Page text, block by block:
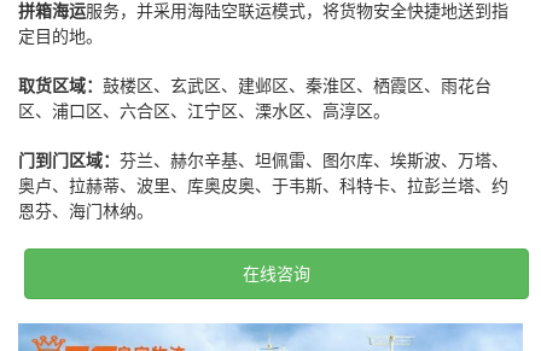
拼箱海运服务，并采用海陆空联运模式，将货物安全快捷地送到指
定目的地。
取货区域： 鼓楼区、玄武区、建邺区、秦淮区、栖霞区、雨花台
区、浦口区、六合区、江宁区、溧水区、高淳区。
门到门区域： 芬兰、赫尔辛基、坦佩雷、图尔库、埃斯波、万塔、
奥卢、拉赫蒂、波里、库奥皮奥、于韦斯、科特卡、拉彭兰塔、约
恩芬、海门林纳。
在线咨询